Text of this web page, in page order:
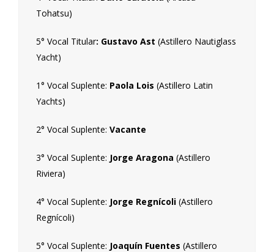
Tohatsu)
5° Vocal Titular: Gustavo Ast (Astillero Nautiglass
Yacht)
1° Vocal Suplente: Paola Lois (Astillero Latin
Yachts)
2° Vocal Suplente: Vacante
3° Vocal Suplente: Jorge Aragona (Astillero
Riviera)
4° Vocal Suplente: Jorge Regnícoli (Astillero
Regnícoli)
5° Vocal Suplente: Joaquín Fuentes (Astillero